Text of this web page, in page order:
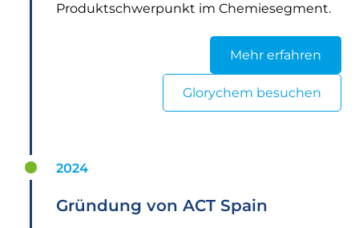
Produktschwerpunkt im Chemiesegment.
Mehr erfahren
Glorychem besuchen
2024
Gründung von ACT Spain